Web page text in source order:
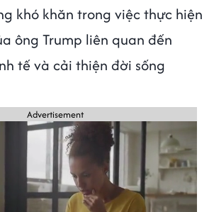
khó khăn trong việc thực hiện
ông Trump liên quan đến
tế và cải thiện đời sống
Advertisement